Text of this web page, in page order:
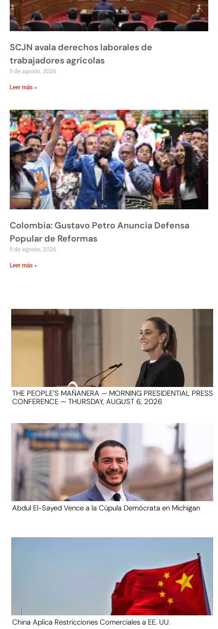
SCJN avala derechos laborales de
trabajadores agrícolas
5 de agosto, 2026
Leer más »
Colombia: Gustavo Petro Anuncia Defensa
Popular de Reformas
5 de agosto, 2026
Leer más »
THE PEOPLE’S MAÑANERA — MORNING PRESIDENTIAL PRESS
CONFERENCE — THURSDAY, AUGUST 6, 2026
Abdul El-Sayed Vence a la Cúpula Demócrata en Michigan
China Aplica Restricciones Comerciales a EE. UU.